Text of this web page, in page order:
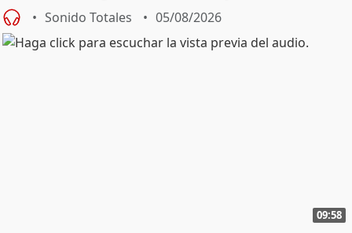
Sonido Totales 05/08/2026
09:58